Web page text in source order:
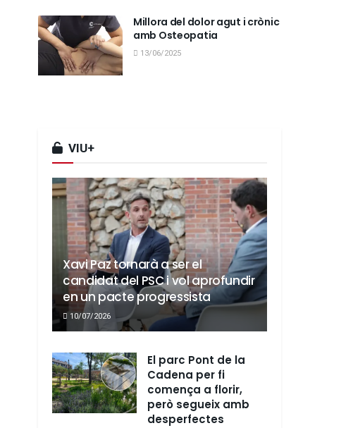
Millora del dolor agut i crònic
amb Osteopatia
13/06/2025
VIU+
Xavi Paz tornarà a ser el
candidat del PSC i vol aprofundir
en un pacte progressista
10/07/2026
El parc Pont de la
Cadena per fi
comença a florir,
però segueix amb
desperfectes